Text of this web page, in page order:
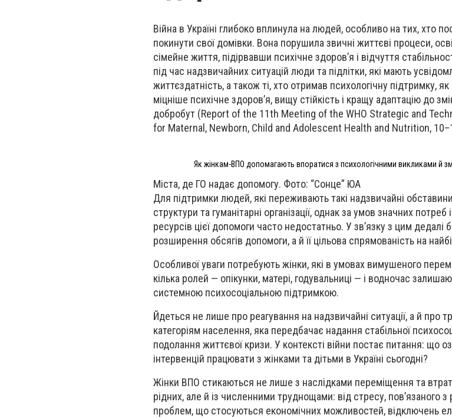
Війна в Україні глибоко вплинула на людей, особливо на тих, хто
покинути свої домівки. Вона порушила звичні життєві процеси,
сімейне життя, підірвавши психічне здоров’я і відчуття
під час надзвичайних ситуацій люди та підлітки, які мають
життєздатність, а також ті, хто отримав психологічну підтримку,
міцніше психічне здоров’я, вищу стійкість і кращу адаптацію до
добробут (Report of the 11th Meeting of the WHO Strategic and
for Maternal, Newborn, Child and Adolescent Health and Nutrition,
Як жінкам-ВПО допомагають впоратися з психологічними викликами й
Міста, де ГО надає допомогу. Фото: “Сонце” ЮА
Для підтримки людей, які переживають такі надзвичайні
структури та гуманітарні організації, однак за умов значних
ресурсів цієї допомоги часто недостатньо. У зв’язку з цим дедалі
розширення обсягів допомоги, а й її цільова спрямованість на
Особливої уваги потребують жінки, які в умовах вимушеного
кілька ролей — опікунки, матері, годувальниці — і водночас
системною психосоціальною підтримкою.
Йдеться не лише про реагування на надзвичайні ситуації, а й про
категоріям населення, яка передбачає надання стабільної
подолання життєвої кризи. У контексті війни постає питання: що
інтервенцій працювати з жінками та дітьми в Україні сьогодні?
Жінки ВПО стикаються не лише з наслідками переміщення та
рідних, але й із численними труднощами: від стресу, пов’язаного
проблем, що стосуються економічних можливостей, відключень